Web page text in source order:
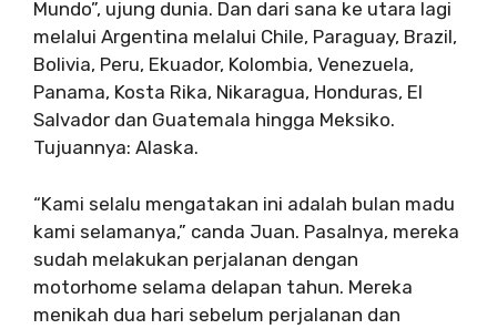
Mundo”, ujung dunia. Dan dari sana ke utara lagi
melalui Argentina melalui Chile, Paraguay, Brazil,
Bolivia, Peru, Ekuador, Kolombia, Venezuela,
Panama, Kosta Rika, Nikaragua, Honduras, El
Salvador dan Guatemala hingga Meksiko.
Tujuannya: Alaska.
“Kami selalu mengatakan ini adalah bulan madu
kami selamanya,” canda Juan. Pasalnya, mereka
sudah melakukan perjalanan dengan
motorhome selama delapan tahun. Mereka
menikah dua hari sebelum perjalanan dan